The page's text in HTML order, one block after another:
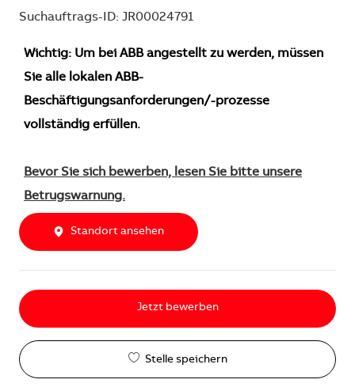
Suchauftrags-ID: JR00024791
Wichtig: Um bei ABB angestellt zu werden, müssen
Sie alle lokalen ABB-
Beschäftigungsanforderungen/-prozesse
vollständig erfüllen.
Bevor Sie sich bewerben, lesen Sie bitte unsere
Betrugswarnung.
Standort ansehen
Jetzt bewerben
Stelle speichern